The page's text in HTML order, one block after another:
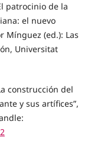
patrocinio de la
el nuevo
Mínguez (ed.): Las
Universitat
construcción del
y sus artífices”,